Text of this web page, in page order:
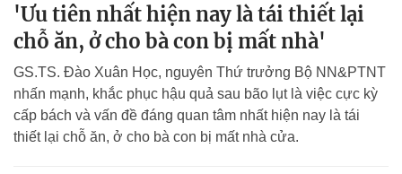
'Ưu tiên nhất hiện nay là tái thiết lại
chỗ ăn, ở cho bà con bị mất nhà'
GS.TS. Đào Xuân Học, nguyên Thứ trưởng Bộ NN&PTNT
nhấn mạnh, khắc phục hậu quả sau bão lụt là việc cực kỳ
cấp bách và vấn đề đáng quan tâm nhất hiện nay là tái
thiết lại chỗ ăn, ở cho bà con bị mất nhà cửa.